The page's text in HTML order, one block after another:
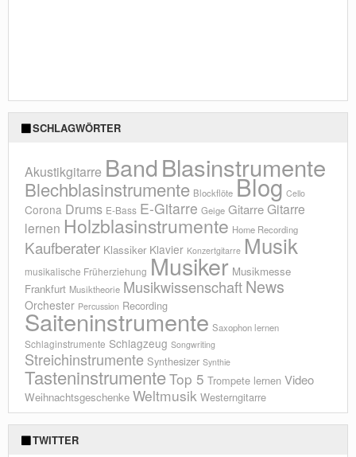
SCHLAGWÖRTER
Akustikgitarre BandBlasinstrumente
Blechblasinstrumente Blockflöte Blog Cello
Corona Drums E-Bass E-Gitarre Geige GitarreGitarre
lernen Holzblasinstrumente Home Recording
Kaufberater Klassiker Klavier Konzertgitarre Musik
musikalische Früherziehung Musiker Musikmesse
Frankfurt Musiktheorie MusikwissenschaftNews
Orchester Percussion Recording
Saiteninstrumente Saxophon lernen
Schlaginstrumente Schlagzeug Songwriting
Streichinstrumente Synthesizer Synthie
TasteninstrumenteTop 5 Trompete lernen Video
Weihnachtsgeschenke Weltmusik Westerngitarre
TWITTER